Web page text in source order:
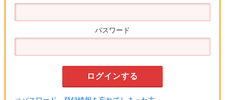
パスワード